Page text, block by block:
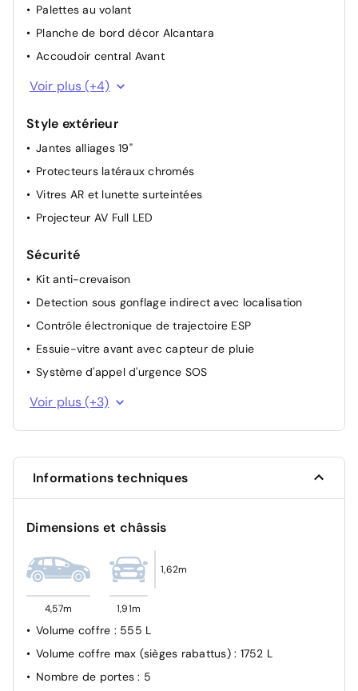
Palettes au volant
Planche de bord décor Alcantara
Accoudoir central Avant
Pédalier et repose-pied aluminium
Pommeau de vitesse en cuir
Volant cuir
Voir plus (+4)
Style extérieur
Jantes alliages 19"
Protecteurs latéraux chromés
Vitres AR et lunette surteintées
Projecteur AV Full LED
Sécurité
Kit anti-crevaison
Detection sous gonflage indirect avec localisation
Contrôle électronique de trajectoire ESP
Essuie-vitre avant avec capteur de pluie
Système d'appel d'urgence SOS
Airbags Frontaux avant, latéraux avant et rideaux
Voir plus (+3)
Informations techniques
Dimensions et châssis
4,57m 1,91m
1,62m
Volume coffre : 555 L
Volume coffre max (sièges rabattus) : 1752 L
Nombre de portes: 5